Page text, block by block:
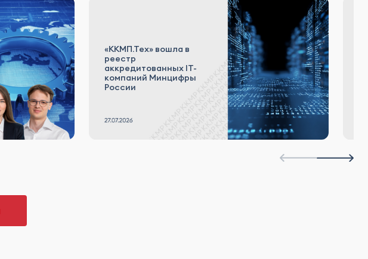
«ККМП.Тех» вошла в
реестр
аккредитованных IT-
компаний Минцифры
России